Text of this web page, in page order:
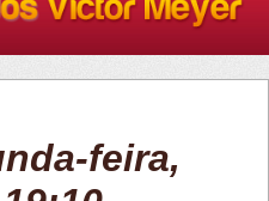
feira,